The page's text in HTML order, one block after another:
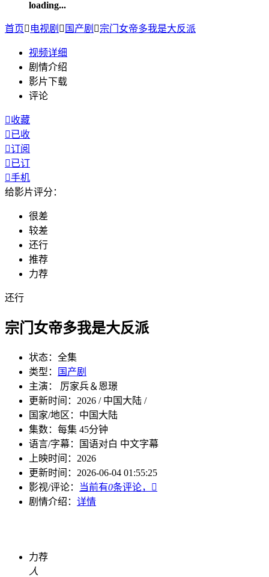
loading...
首页 电视剧  国产剧 宗门女帝多我是大反派
视频详细
剧情介绍
影片下载
评论
收藏
已收
订阅
已订
手机
给影片评分：
很差
较差
还行
推荐
力荐
还行
宗门女帝多我是大反派
状态： 全集
类型：
国产剧
主演： 厉家兵＆恩璟
更新时间： 2026 / 中国大陆 /
国家/地区： 中国大陆
集数： 每集 45分钟
语言/字幕：
国语对白 中文字幕
上映时间： 2026
更新时间： 2026-06-04 01:55:25
影视/评论：
当前有0条评论，

剧情介绍： 详情
力荐
人